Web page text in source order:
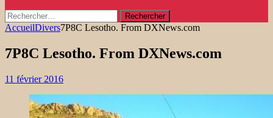
Rechercher :
AccueilDivers7P8C Lesotho. From DXNews.com
7P8C Lesotho. From DXNews.com
11 février 2016